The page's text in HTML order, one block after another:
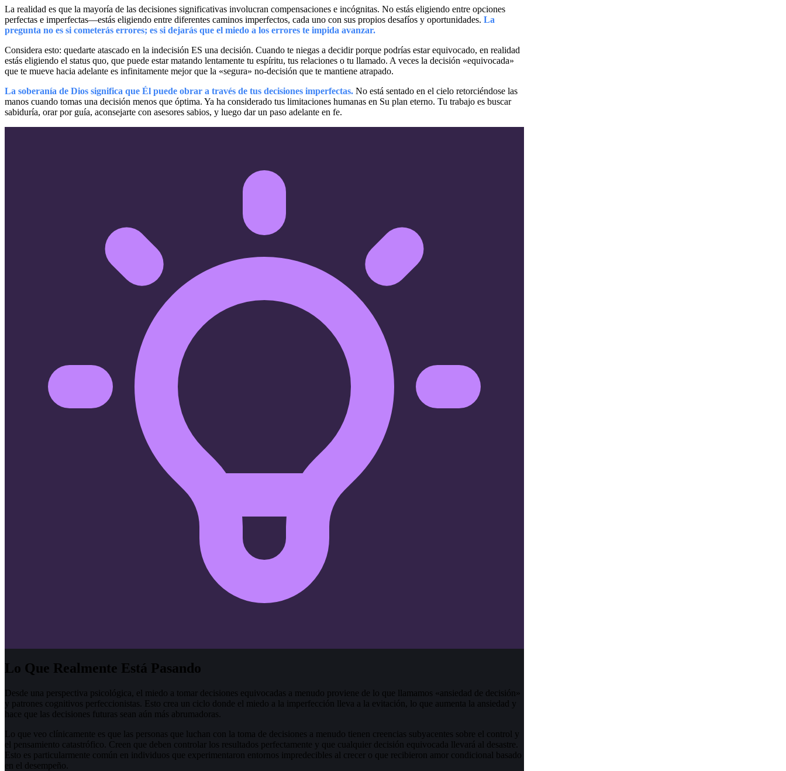
La realidad es que la mayoría de las decisiones significativas involucran compensaciones e incógnitas. No estás eligiendo entre opciones
perfectas e imperfectas—estás eligiendo entre diferentes caminos imperfectos, cada uno con sus propios desafíos y oportunidades. La
pregunta no es si cometerás errores; es si dejarás que el miedo a los errores te impida avanzar.
Considera esto: quedarte atascado en la indecisión ES una decisión. Cuando te niegas a decidir porque podrías estar equivocado, en realidad
estás eligiendo el status quo, que puede estar matando lentamente tu espíritu, tus relaciones o tu llamado. A veces la decisión «equivocada»
que te mueve hacia adelante es infinitamente mejor que la «segura» no-decisión que te mantiene atrapado.
La soberanía de Dios significa que Él puede obrar a través de tus decisiones imperfectas. No está sentado en el cielo retorciéndose las
manos cuando tomas una decisión menos que óptima. Ya ha considerado tus limitaciones humanas en Su plan eterno. Tu trabajo es buscar
sabiduría, orar por guía, aconsejarte con asesores sabios, y luego dar un paso adelante en fe.
Lo Que Realmente Está Pasando
Desde una perspectiva psicológica, el miedo a tomar decisiones equivocadas a menudo proviene de lo que llamamos «ansiedad de decisión»
y patrones cognitivos perfeccionistas. Esto crea un ciclo donde el miedo a la imperfección lleva a la evitación, lo que aumenta la ansiedad y
hace que las decisiones futuras sean aún más abrumadoras.
Lo que veo clínicamente es que las personas que luchan con la toma de decisiones a menudo tienen creencias subyacentes sobre el control y
el pensamiento catastrófico. Creen que deben controlar los resultados perfectamente y que cualquier decisión equivocada llevará al desastre.
Esto es particularmente común en individuos que experimentaron entornos impredecibles al crecer o que recibieron amor condicional basado
en el desempeño.